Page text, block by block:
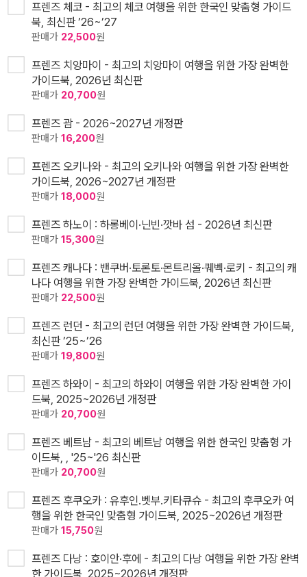
프렌즈 체코 - 최고의 체코 여행을 위한 한국인 맞춤형 가이드
북, 최신판 ’26~’27
판매가 22,500원
프렌즈 치앙마이 - 최고의 치앙마이 여행을 위한 가장 완벽한
가이드북, 2026년 최신판
판매가 20,700원
프렌즈 괌 - 2026~2027년 개정판
판매가 16,200원
프렌즈 오키나와 - 최고의 오키나와 여행을 위한 가장 완벽한
가이드북, 2026~2027년 개정판
판매가 18,000원
프렌즈 하노이 : 하롱베이·닌빈·깟바 섬 - 2026년 최신판
판매가 15,300원
프렌즈 캐나다 : 밴쿠버·토론토·몬트리올·퀘벡·로키 - 최고의 캐
나다 여행을 위한 가장 완벽한 가이드북, 2026년 최신판
판매가 22,500원
프렌즈 런던 - 최고의 런던 여행을 위한 가장 완벽한 가이드북,
최신판 ’25~’26
판매가 19,800원
프렌즈 하와이 - 최고의 하와이 여행을 위한 가장 완벽한 가이
드북, 2025~2026년 개정판
판매가 20,700원
프렌즈 베트남 - 최고의 베트남 여행을 위한 한국인 맞춤형 가
이드북, , '25~'26 최신판
판매가 20,700원
프렌즈 후쿠오카 : 유후인.벳부.키타큐슈 - 최고의 후쿠오카 여
행을 위한 한국인 맞춤형 가이드북, 2025~2026년 개정판
판매가 15,750원
프렌즈 다낭 : 호이안·후에 - 최고의 다낭 여행을 위한 가장 완벽
한 가이드북, 2025~2026년 개정판